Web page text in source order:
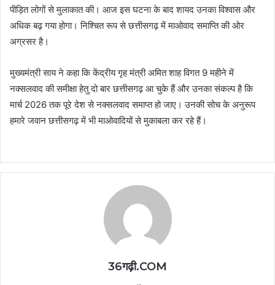
पीड़ित लोगों से मुलाकात की। आज इस घटना के बाद शायद उनका विश्वास और
अधिक बढ़ गया होगा। निश्चित रूप से छत्तीसगढ़ में माओवाद समाप्ति की ओर
अग्रसर है।
मुख्यमंत्री साय ने कहा कि केंद्रीय गृह मंत्री अमित शाह विगत 9 महीने में
नक्सलवाद की समीक्षा हेतु दो बार छत्तीसगढ़ आ चुके हैं और उनका संकल्प है कि
मार्च 2026 तक पूरे देश से नक्सलवाद समाप्त हो जाए। उनकी सोच के अनुरूप
हमारे जवान छत्तीसगढ़ में भी माओवादियों से मुकाबला कर रहे हैं।
36गढ़ी.COM